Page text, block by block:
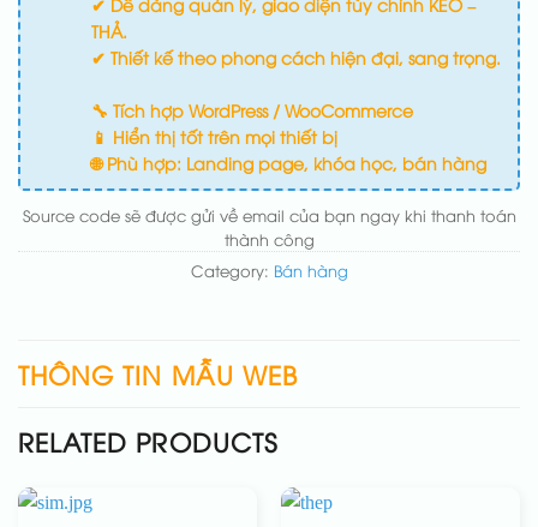
✔ Dễ dàng quản lý, giao diện tùy chỉnh KÉO –
THẢ.
✔ Thiết kế theo phong cách hiện đại, sang trọng.
🔧 Tích hợp WordPress / WooCommerce
📱 Hiển thị tốt trên mọi thiết bị
🌐 Phù hợp: Landing page, khóa học, bán hàng
Source code sẽ được gửi về email của bạn ngay khi thanh toán
thành công
Category: Bán hàng
THÔNG TIN MẪU WEB
RELATED PRODUCTS